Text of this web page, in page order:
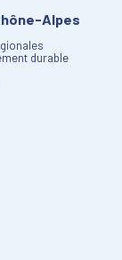
Alpes
durable